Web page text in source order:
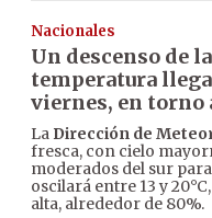
Nacionales
Un descenso de la
temperatura
viernes, en torno
La Dirección de
fresca, con cielo
moderados del sur
oscilará entre 13 y
alta, alrededor de 80%.